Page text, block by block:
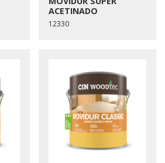
ACETINADO
12330